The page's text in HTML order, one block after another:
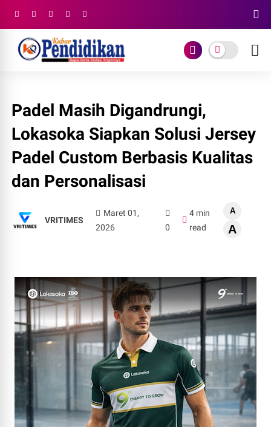
Padel Masih Digandrungi,
Lokasoka Siapkan Solusi Jersey
Padel Custom Berbasis Kualitas
dan Personalisasi
VRITIMES
Maret 01,
2026
0
4 min
read
A
A